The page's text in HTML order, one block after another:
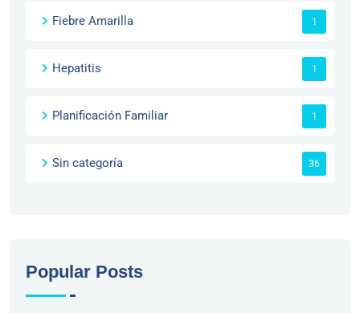
Fiebre Amarilla 1
Hepatitis 1
Planificación Familiar 1
Sin categoría 36
Popular Posts